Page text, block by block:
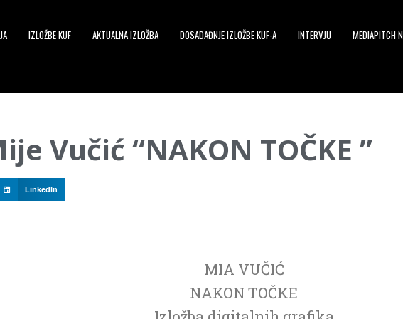
IZLOŽBE KUF AKTUALNA IZLOŽBA DOSADAĐNJE IZLOŽBE KUF-A INTERVJU MEDIAPITCH
Vučić “NAKON TOČKE ”
LinkedIn
MIA VUČIĆ
NAKON TOČKE